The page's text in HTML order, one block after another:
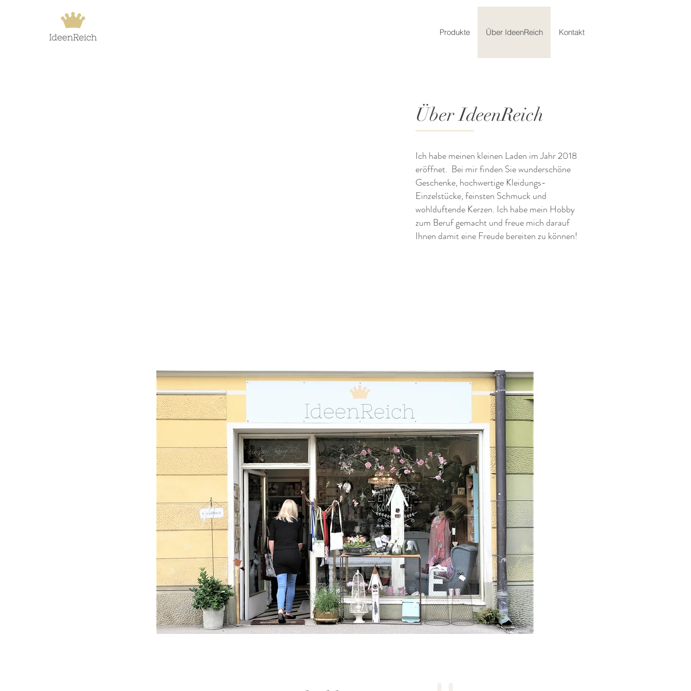
Produkte Über IdeenReich Kontakt
Über IdeenReich
Ich habe meinen kleinen Laden im Jahr 2018
eröffnet. Bei mir finden Sie wunderschöne
Geschenke, hochwertige Kleidungs-
Einzelstücke, feinsten Schmuck und
wohlduftende Kerzen. Ich habe mein Hobby
zum Beruf gemacht und freue mich darauf
Ihnen damit eine Freude bereiten zu können!